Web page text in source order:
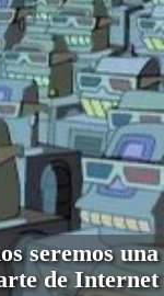
seremos una
de Internet